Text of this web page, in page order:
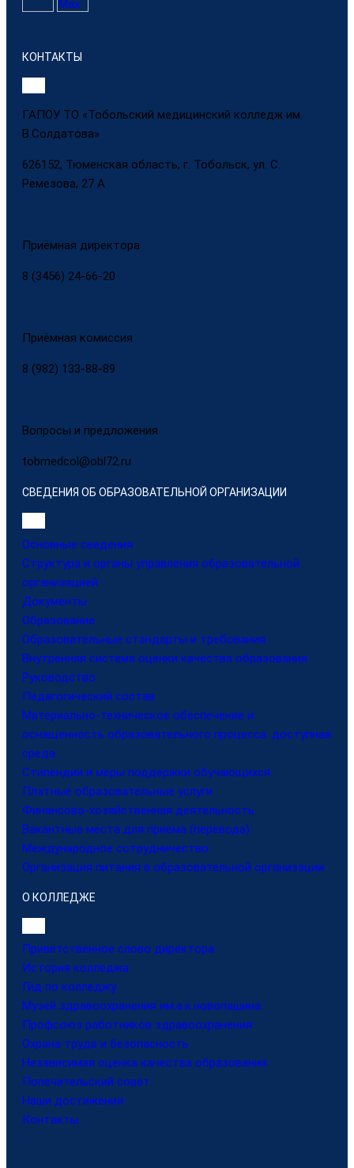
КОНТАКТЫ
ГАПОУ ТО «Тобольский медицинский колледж им.
В.Солдатова»
626152, Тюменская область, г. Тобольск, ул. С.
Ремезова, 27 А
Приёмная директора
8 (3456) 24-66-20
Приёмная комиссия
8 (982) 133-88-89
Вопросы и предложения
tobmedcol@obl72.ru
СВЕДЕНИЯ ОБ ОБРАЗОВАТЕЛЬНОЙ ОРГАНИЗАЦИИ
Основные сведения
Структура и органы управления образовательной
организацией
Документы
Образование
Образовательные стандарты и требования
Внутренняя система оценки качества образования
Руководство
Педагогический состав
Материально-техническое обеспечение и
оснащенность образовательного процесса. доступная
среда
Стипендии и меры поддержки обучающихся
Платные образовательные услуги
Финансово-хозяйственная деятельность
Вакантные места для приема (перевода)
Международное сотрудничество
Организация питания в образовательной организации
О КОЛЛЕДЖЕ
Приветственное слово директора
История колледжа
Гид по колледжу
Музей здравоохранения им.а.к.новопашина
Профсоюз работников здравоохранения
Охрана труда и безопасность
Независимая оценка качества образования
Попечительский совет
Наши достижения
Контакты